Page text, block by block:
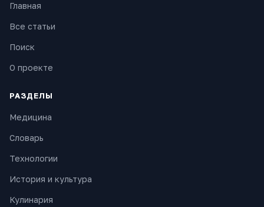
Главная
Все статьи
Поиск
О проекте
РАЗДЕЛЫ
Медицина
Словарь
Технологии
История и культура
Кулинария